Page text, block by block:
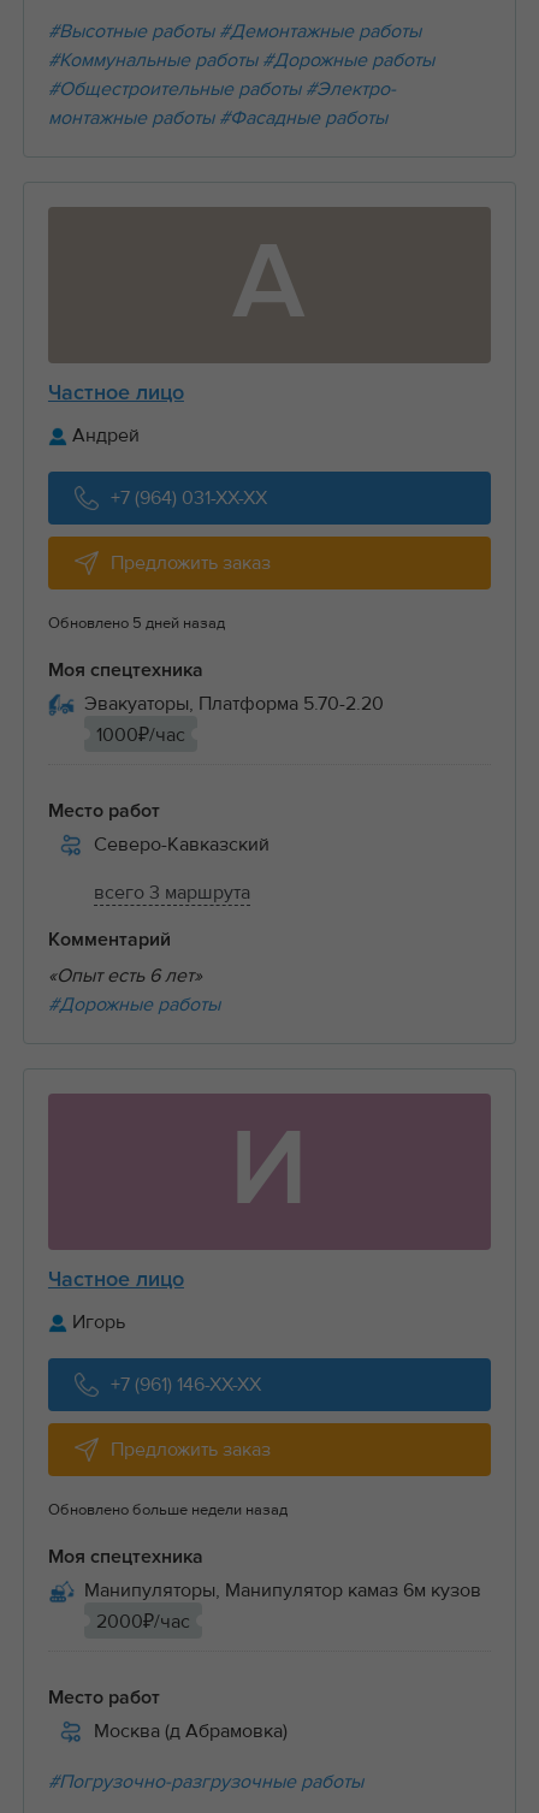
#Высотные работы #Демонтажные работы
#Коммунальные работы #Дорожные работы
#Общестроительные работы #Электро-
монтажные работы #Фасадные работы
А
Частное лицо
Андрей
+7 (964) 031-XX-XX
Предложить заказ
Обновлено 5 дней назад
Моя спецтехника
Эвакуаторы, Платформа 5.70-2.20
1000₽/час
Место работ
Северо-Кавказский
всего 3 маршрута
Комментарий
«Опыт есть 6 лет»
#Дорожные работы
И
Частное лицо
Игорь
+7 (961) 146-XX-XX
Предложить заказ
Обновлено больше недели назад
Моя спецтехника
Манипуляторы, Манипулятор камаз 6м кузов
2000₽/час
Место работ
Москва (д Абрамовка)
#Погрузочно-разгрузочные работы